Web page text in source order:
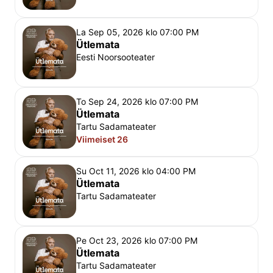
Head vaatajad,
Sadamateater on väga eriline teatrimaja – sageli on
etenduse käigus kasutusel terve hoone ning kõik
saali sissepääsud, mistõttu etenduse ajal etendusse
sekkumata, näitlejaid ning teisi külastajaid segamata
saali ei pääse. Et Vanemuise teater peab oma
publikust lugu, algavad etendused täpselt piletil
näidatud ajal ning hilinenud külastajad kahjuks sel
õhtul etendusest osa ei saa. Samuti ei kompenseeri
teater hilinemise tõttu kasutamata jäänud pileteid.
Soovitame varuda piisavalt aega teatrisse tulekuks,
piletikontrolliks ja istekoha leidmiseks ning soovime
teile teatrielamust!
Rahvusteater Vanemuine
La Sep 05, 2026 klo 07:00 PM
Ütlemata
Eesti Noorsooteater
To Sep 24, 2026 klo 07:00 PM
Ütlemata
Tartu Sadamateater
Viimeiset 26
Su Oct 11, 2026 klo 04:00 PM
Ütlemata
Tartu Sadamateater
Pe Oct 23, 2026 klo 07:00 PM
Ütlemata
Tartu Sadamateater